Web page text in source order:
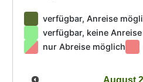
verfügbar, Anreise
verfügbar, keine
nur Abreise möglich